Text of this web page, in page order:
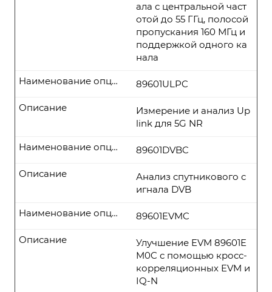
ала с центральной част
отой до 55 ГГц, полосой
пропускания 160 МГц и
поддержкой одного ка
нала
89601ULPC
Наименование опции
Измерение и анализ Up
link для 5G NR
Описание
89601DVBC
Наименование опции
Анализ спутникового с
игнала DVB
Описание
89601EVMC
Наименование опции
Улучшение EVM 89601E
M0C с помощью кросс-
корреляционных EVM и
IQ-N
Описание